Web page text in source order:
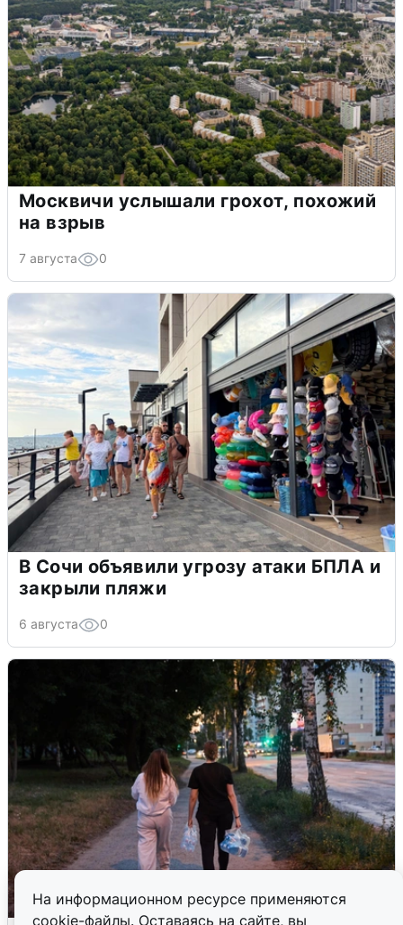
На информационном ресурсе применяются
cookie-файлы. Оставаясь на сайте, вы
Москвичи услышали грохот, похожий
на взрыв
7 августа 0
В Сочи объявили угрозу атаки БПЛА и
закрыли пляжи
6 августа 0